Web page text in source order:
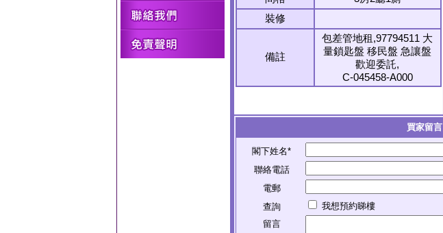
裝修
備註
包差管地租,97794511 大
量鎖匙盤 移民盤 急讓盤
歡迎委託,
C-045458-A000
買家留言
閣下姓名*
聯絡電話
電郵
查詢
我想預約睇樓
留言